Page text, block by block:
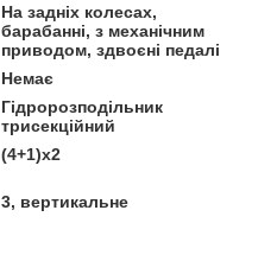
На задніх колесах,
барабанні, з механічним
приводом, здвоєні педалі
Немає
Гідророзподільник
трисекційний
(4+1)х2
3, вертикальне